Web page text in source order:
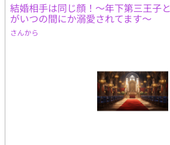
結婚相手は同じ顔！～年下第三王子
がいつの間にか溺愛されてます～
さんから